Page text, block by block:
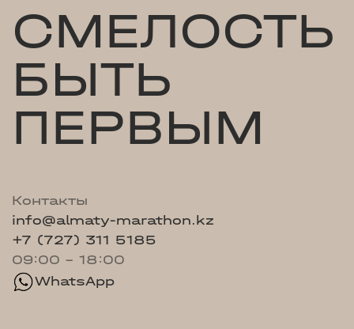
СМЕЛОСТЬ
БЫТЬ
ПЕРВЫМ
Контакты
info@almaty-marathon.kz
+7 (727) 311 5185
09:00 - 18:00
WhatsApp